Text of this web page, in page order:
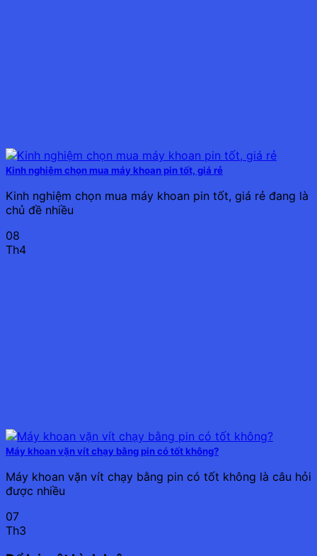
Kinh nghiệm chọn mua máy khoan pin tốt, giá rẻ
Kinh nghiệm chọn mua máy khoan pin tốt, giá rẻ đang là
chủ đề nhiều
08
Th4
Máy khoan vặn vít chạy bằng pin có tốt không?
Máy khoan vặn vít chạy bằng pin có tốt không là câu hỏi
được nhiều
07
Th3